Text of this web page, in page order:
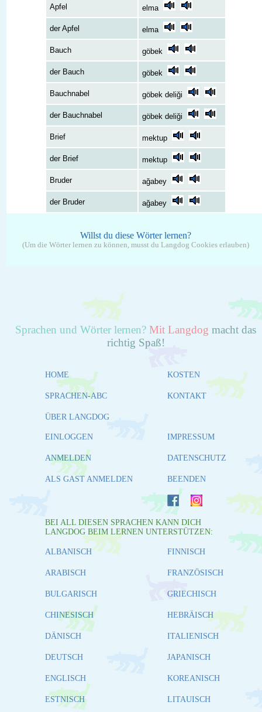
Apfel elma
der Apfel elma
Bauch göbek
der Bauch göbek
Bauchnabel göbek deliği
der Bauchnabel göbek deliği
Brief mektup
der Brief mektup
Bruder ağabey
der Bruder ağabey
Willst du diese Wörter lernen?
(Um die Wörter lernen zu können, musst du Langdog Cookies erlauben)
Sprachen und Wörter lernen? Mit Langdog macht das
richtig Spaß!
HOME
SPRACHEN-ABC
ÜBER LANGDOG
KOSTEN
KONTAKT
EINLOGGEN
ANMELDEN
ALS GAST ANMELDEN
IMPRESSUM
DATENSCHUTZ
BEENDEN
BEI ALL DIESEN SPRACHEN KANN DICH
LANGDOG BEIM LERNEN UNTERSTÜTZEN:
ALBANISCH
ARABISCH
BULGARISCH
CHINESISCH
DÄNISCH
DEUTSCH
ENGLISCH
ESTNISCH
FINNISCH
FRANZÖSISCH
GRIECHISCH
HEBRÄISCH
ITALIENISCH
JAPANISCH
KOREANISCH
LITAUISCH